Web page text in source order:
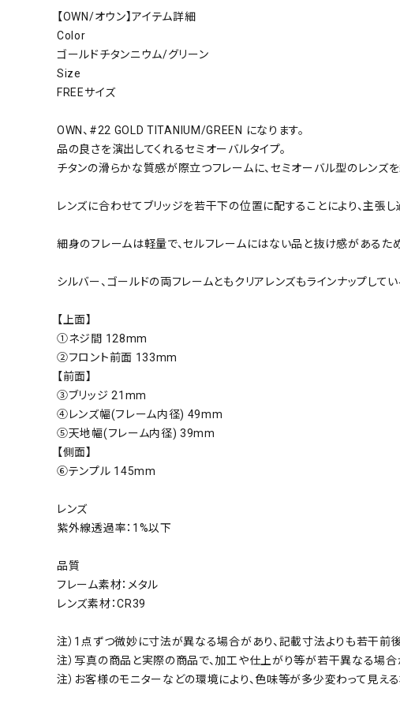
【OWN/オウン】アイテム詳細
Color
ゴールドチタンニウム/グリーン
Size
FREEサイズ
OWN、#22 GOLD TITANIUM/GREEN になります。
品の良さを演出してくれるセミオーバルタイプ。
チタンの滑らかな質感が際立つフレームに、セミオーバル型のレンズ
レンズに合わせてブリッジを若干下の位置に配することにより、主張
細身のフレームは軽量で、セルフレームにはない品と抜け感があるた
シルバー、ゴールドの両フレームともクリアレンズもラインナップして
【上面】
①ネジ間 128mm
②フロント前面 133mm
【前面】
③ブリッジ 21mm
④レンズ幅(フレーム内径) 49mm
⑤天地幅(フレーム内径) 39mm
【側面】
⑥テンプル 145mm
レンズ
紫外線透過率：1%以下
品質
フレーム素材：メタル
レンズ素材：CR39
注）1点ずつ微妙に寸法が異なる場合があり、記載寸法よりも若干前
注）写真の商品と実際の商品で、加工や仕上がり等が若干異なる場合
注）お客様のモニターなどの環境により、色味等が多少変わって見える